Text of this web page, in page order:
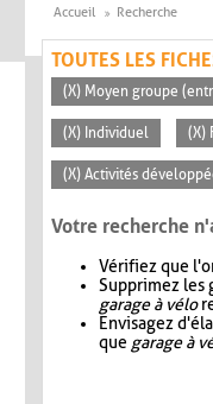
Accueil Recherche
TOUTES LES
(X) Moyen groupe
(X) Individuel (X)
(X) Activités
Votre recherche
Vérifiez que
Supprimez les
garage à vélo
Envisagez
que garage à